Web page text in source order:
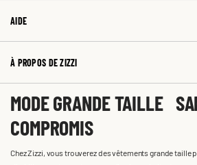
AIDE
À PROPOS DE ZIZZI
MODE GRANDE TAILLE
COMPROMIS
Chez Zizzi, vous trouverez des vêtements grande taille